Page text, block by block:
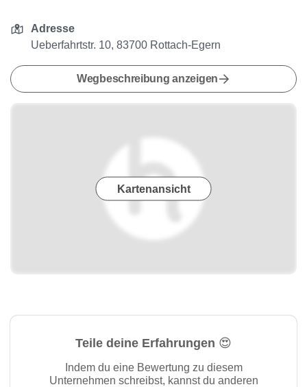
Adresse
Ueberfahrtstr. 10, 83700 Rottach-Egern
Wegbeschreibung anzeigen
Kartenansicht
Teile deine Erfahrungen 😍
Indem du eine Bewertung zu diesem
Unternehmen schreibst, kannst du anderen